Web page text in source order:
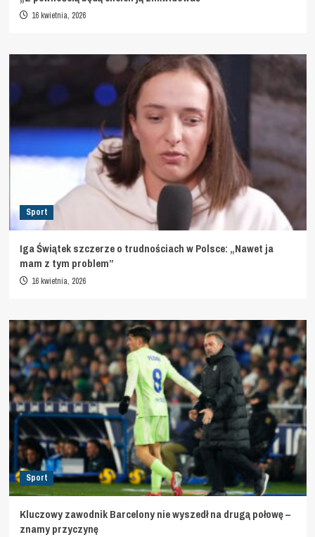
16 kwietnia, 2026
Sport
Iga Świątek szczerze o trudnościach w Polsce: „Nawet ja
mam z tym problem”
16 kwietnia, 2026
Sport
Kluczowy zawodnik Barcelony nie wyszedł na drugą połowę –
znamy przyczynę